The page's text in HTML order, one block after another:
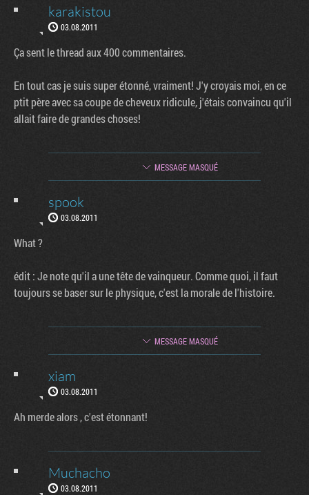
karakistou
03.08.2011
Ça sent le thread aux 400 commentaires.
En tout cas je suis super étonné, vraiment! J'y croyais moi, en ce
ptit père avec sa coupe de cheveux ridicule, j'étais convaincu qu'il
allait faire de grandes choses!
MESSAGE MASQUÉ
spook
03.08.2011
What ?
édit : Je note qu'il a une tête de vainqueur. Comme quoi, il faut
toujours se baser sur le physique, c'est la morale de l'histoire.
MESSAGE MASQUÉ
xiam
03.08.2011
Ah merde alors , c'est étonnant!
Muchacho
03.08.2011